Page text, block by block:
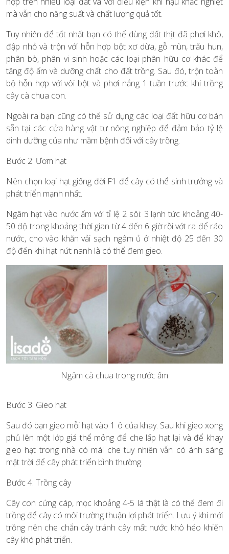
mà vẫn cho năng suất và chất lượng quả tốt.
Tuy nhiên để tốt nhất bạn có thể dùng đất thịt đã phơi khô,
đập nhỏ và trộn với hỗn hợp bột xơ dừa, gỗ mùn, trấu hun,
phân bò, phân vi sinh hoặc các loại phân hữu cơ khác để
tăng độ ẩm và dưỡng chất cho đất trồng. Sau đó, trộn toàn
bộ hỗn hợp với vôi bột và phơi nắng 1 tuần trước khi trồng
cây cà chua con.
Ngoài ra bạn cũng có thể sử dụng các loại đất hữu cơ bán
sẵn tại các cửa hàng vật tư nông nghiệp để đảm bảo tỷ lệ
dinh dưỡng của như mầm bệnh đối với cây trồng.
Bước 2: Ươm hạt
Nên chọn loại hạt giống đời F1 để cây có thể sinh trưởng và
phát triển mạnh nhất.
Ngâm hạt vào nước ấm với tỉ lệ 2 sôi: 3 lạnh tức khoảng 40-
50 độ trong khoảng thời gian từ 4 đến 6 giờ rồi vớt ra để ráo
nước, cho vào khăn vải sạch ngâm ủ ở nhiệt độ 25 đến 30
độ đến khi hạt nứt nanh là có thể đem gieo.
Ngâm cà chua trong nước ấm
Bước 3: Gieo hạt
Sau đó bạn gieo mỗi hạt vào 1 ô của khay. Sau khi gieo xong
phủ lên một lớp giá thể mỏng để che lấp hạt lại và để khay
gieo hạt trong nhà có mái che tuy nhiên vẫn có ánh sáng
mặt trời để cây phát triển bình thường.
Bước 4: Trồng cây
Cây con cứng cáp, mọc khoảng 4-5 lá thật là có thể đem đi
trồng để cây có môi trường thuận lợi phát triển. Lưu ý khi mới
trồng nên che chắn cây tránh cây mất nước khô héo khiến
cây khó phát triển.